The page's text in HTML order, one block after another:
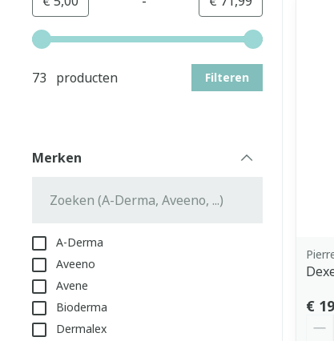
Gebruik de pijltjestoetsen links en rechts om de
73 producten
Filteren
Merken
A-Derma
Aveeno
Avene
Bioderma
Dermalex
€